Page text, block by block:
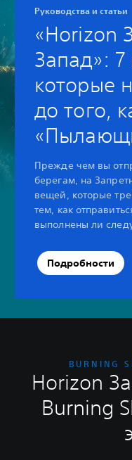
Руководства и статьи
‎«Horizon
Запад»:
которые
до того,
Прежде чем вы
берегам, на
вещей, которые
тем, как
выполнены ли
Подробности
BURNING
Horizon
Burning